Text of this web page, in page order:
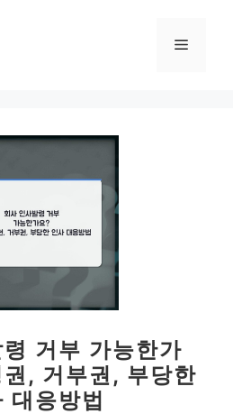
메
거부 가능한가
, 거부권, 부당한
대응방법